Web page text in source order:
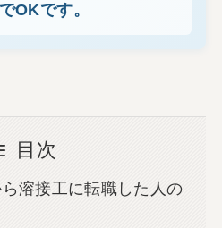
OKです。
目次
溶接工に転職した人の